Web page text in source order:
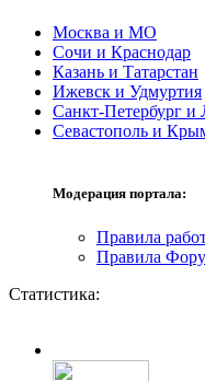
Москва и МО
Сочи и Краснодар
Казань и Татарстан
Ижевск и Удмуртия
Санкт-Петербург и
Севастополь и
Модерация портала:
Правила
Правила
Статистика: